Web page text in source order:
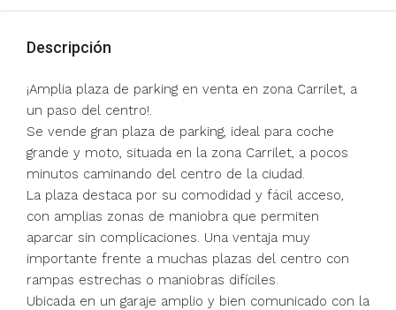
Descripción
¡Amplia plaza de parking en venta en zona Carrilet, a
un paso del centro!.
Se vende gran plaza de parking, ideal para coche
grande y moto, situada en la zona Carrilet, a pocos
minutos caminando del centro de la ciudad.
La plaza destaca por su comodidad y fácil acceso,
con amplias zonas de maniobra que permiten
aparcar sin complicaciones. Una ventaja muy
importante frente a muchas plazas del centro con
rampas estrechas o maniobras difíciles.
Ubicada en un garaje amplio y bien comunicado con la